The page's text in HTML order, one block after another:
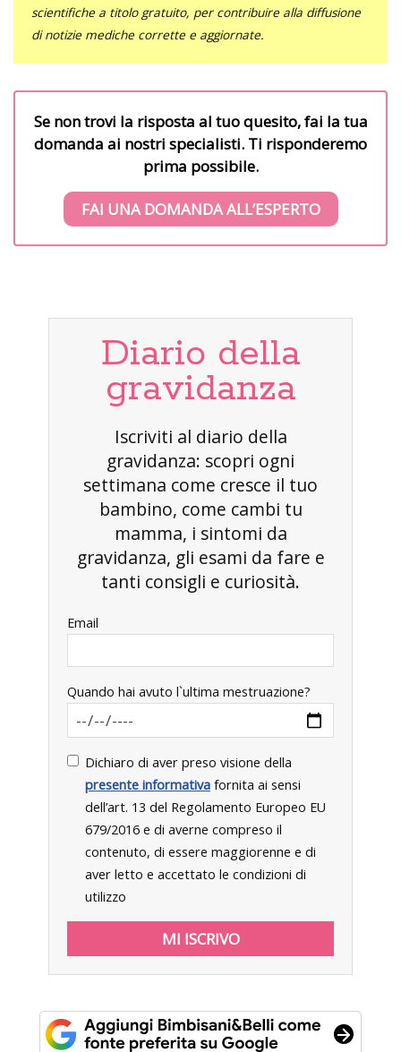
scientifiche a titolo gratuito, per contribuire alla diffusione
di notizie mediche corrette e aggiornate.
Se non trovi la risposta al tuo quesito, fai la tua
domanda ai nostri specialisti. Ti risponderemo
prima possibile.
FAI UNA DOMANDA ALL’ESPERTO
Diario della
gravidanza
Iscriviti al diario della
gravidanza: scopri ogni
settimana come cresce il tuo
bambino, come cambi tu
mamma, i sintomi da
gravidanza, gli esami da fare e
tanti consigli e curiosità.
Email
Quando hai avuto l`ultima mestruazione?
Dichiaro di aver preso visione della
presente informativa fornita ai sensi
dell’art. 13 del Regolamento Europeo EU
679/2016 e di averne compreso il
contenuto, di essere maggiorenne e di
aver letto e accettato le condizioni di
utilizzo